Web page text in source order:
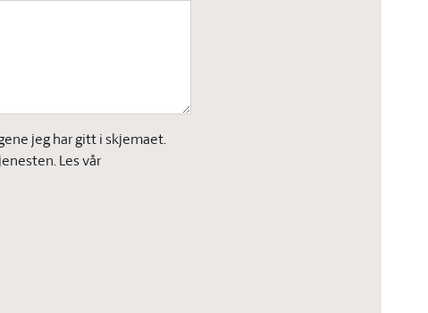
jeg har gitt i skjemaet.
Les vår